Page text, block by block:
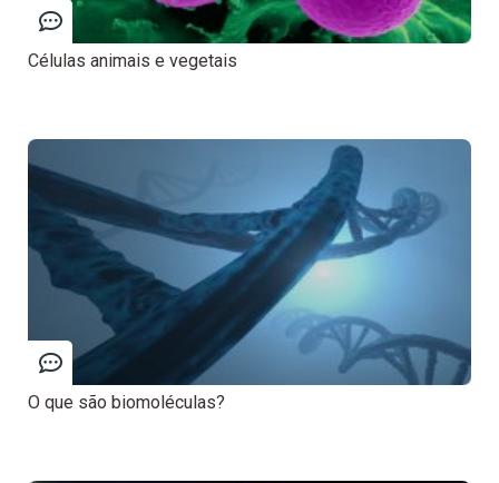
Células animais e vegetais
O que são biomoléculas?